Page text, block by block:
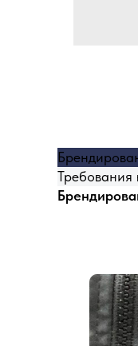
Требования